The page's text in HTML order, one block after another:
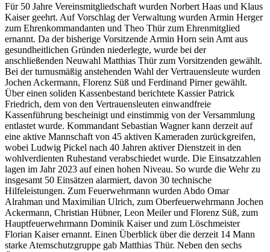
Für 50 Jahre Vereinsmitgliedschaft wurden Norbert Haas und Klaus
Kaiser geehrt. Auf Vorschlag der Verwaltung wurden Armin Herger
zum Ehrenkommandanten und Theo Thür zum Ehrenmitglied
ernannt. Da der bisherige Vorsitzende Armin Horn sein Amt aus
gesundheitlichen Gründen niederlegte, wurde bei der
anschließenden Neuwahl Matthias Thür zum Vorsitzenden gewählt.
Bei der turnusmäßig anstehenden Wahl der Vertrauensleute wurden
Jochen Ackermann, Florenz Süß und Ferdinand Pirner gewählt.
Über einen soliden Kassenbestand berichtete Kassier Patrick
Friedrich, dem von den Vertrauensleuten einwandfreie
Kassenführung bescheinigt und einstimmig von der Versammlung
entlastet wurde. Kommandant Sebastian Wagner kann derzeit auf
eine aktive Mannschaft von 45 aktiven Kameraden zurückgreifen,
wobei Ludwig Pickel nach 40 Jahren aktiver Dienstzeit in den
wohlverdienten Ruhestand verabschiedet wurde. Die Einsatzzahlen
lagen im Jahr 2023 auf einen hohen Niveau. So wurde die Wehr zu
insgesamt 50 Einsätzen alarmiert, davon 30 technische
Hilfeleistungen. Zum Feuerwehrmann wurden Abdo Omar
Alrahman und Maximilian Ulrich, zum Oberfeuerwehrmann Jochen
Ackermann, Christian Hübner, Leon Meiler und Florenz Süß, zum
Hauptfeuerwehrmann Dominik Kaiser und zum Löschmeister
Florian Kaiser ernannt. Einen Überblick über die derzeit 14 Mann
starke Atemschutzgruppe gab Matthias Thür. Neben den sechs